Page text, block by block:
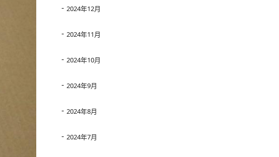
2024年12月
2024年11月
2024年10月
2024年9月
2024年8月
2024年7月